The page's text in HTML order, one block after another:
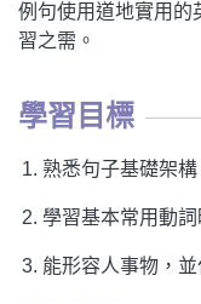
例句使用道地實用的
習之需。
學習目標
熟悉句子基礎架構
學習基本常用動詞
能形容人事物，